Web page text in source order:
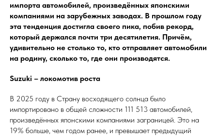
импорта автомобилей, произведённых японскими
компаниями на зарубежных заводах. В прошлом году
эта тенденция достигла своего пика, побив рекорд,
который держался почти три десятилетия. Причём,
удивительно не столько то, кто отправляет автомобили
на родину, сколько то, где они производятся.
Suzuki – локомотив роста
В 2025 году в Страну восходящего солнца было
импортировано в общей сложности 111 513 автомобилей,
произведённых японскими компаниями заграницей. Это на
19% больше, чем годом ранее, и превышает предыдущий